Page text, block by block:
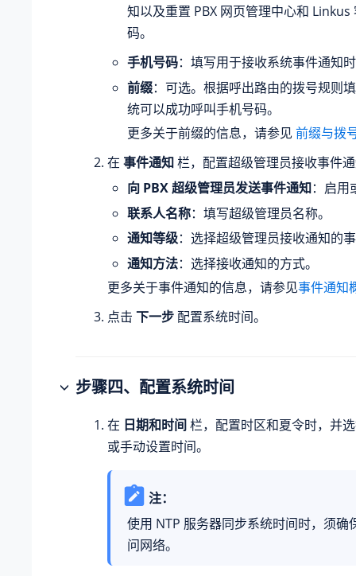
知以及重置 PBX 网页管理中心和 Linkus
码。
手机号码：填写用于接收系统事件通知
前缀：可选。根据呼出路由的拨号规则
统可以成功呼叫手机号码。
更多关于前缀的信息，请参见 前缀与拨
在 事件通知栏，配置超级管理员接收事件
向 PBX 超级管理员发送事件通知：启用
联系人名称：填写超级管理员名称。
通知等级：选择超级管理员接收通知的
通知方法：选择接收通知的方式。
更多关于事件通知的信息，请参见事件通知
点击 下一步 配置系统时间。
步骤四、配置系统时间
在 日期和时间 栏，配置时区和夏令时，并
或手动设置时间。
注：
使用 NTP 服务器同步系统时间时，须确
问网络。